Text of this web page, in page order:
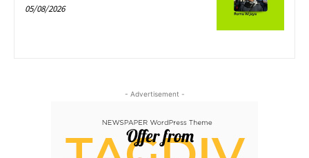
05/08/2026
- Advertisement -